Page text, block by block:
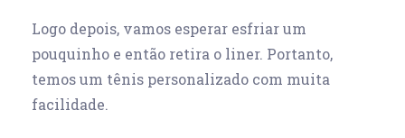
Logo depois, vamos esperar esfriar um
pouquinho e então retira o liner. Portanto,
temos um tênis personalizado com muita
facilidade.